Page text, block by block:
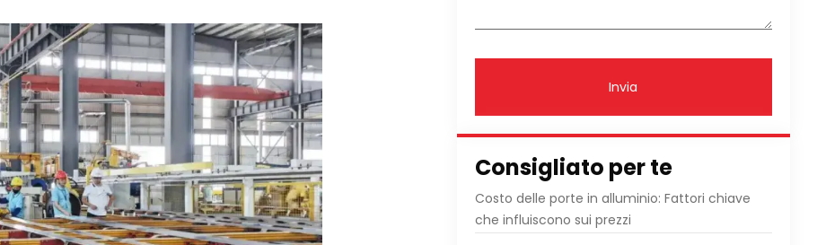
Invia
Consigliato per te
Costo delle porte in alluminio: Fattori chiave
che influiscono sui prezzi